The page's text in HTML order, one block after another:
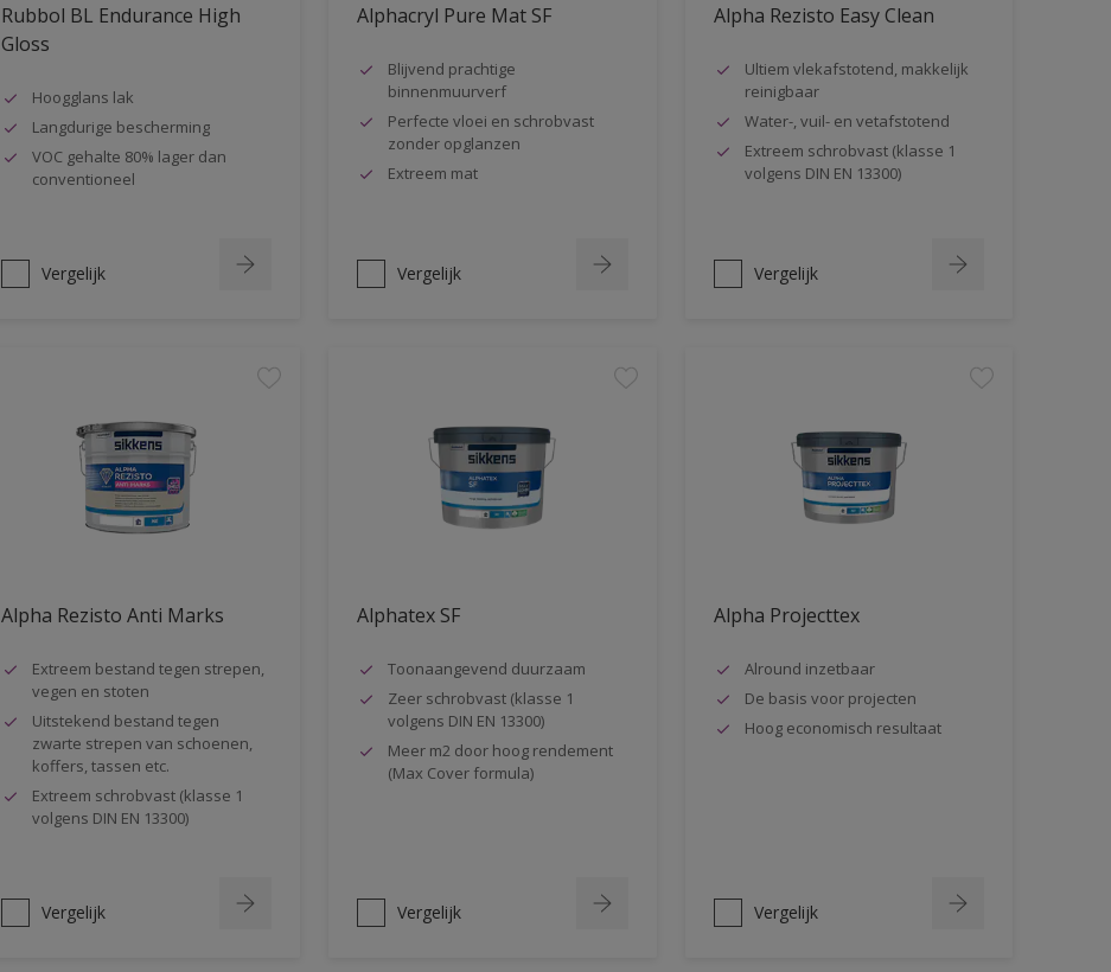
Rubbol BL Endurance High
Gloss
Hoogglans lak
Langdurige bescherming
VOC gehalte 80% lager dan
conventioneel
Vergelijk
Alphacryl Pure Mat SF
Blijvend prachtige
binnenmuurverf
Perfecte vloei en schrobvast
zonder opglanzen
Extreem mat
Vergelijk
Alpha Rezisto Easy Clean
Ultiem vlekafstotend, makkelijk
reinigbaar
Water-, vuil- en vetafstotend
Extreem schrobvast (klasse 1
volgens DIN EN 13300)
Vergelijk
Alpha Rezisto Anti Marks
Extreem bestand tegen strepen,
vegen en stoten
Uitstekend bestand tegen
zwarte strepen van schoenen,
koffers, tassen etc.
Extreem schrobvast (klasse 1
volgens DIN EN 13300)
Vergelijk
Alphatex SF
Toonaangevend duurzaam
Zeer schrobvast (klasse 1
volgens DIN EN 13300)
Meer m2 door hoog rendement
(Max Cover formula)
Vergelijk
Alpha Projecttex
Alround inzetbaar
De basis voor projecten
Hoog economisch resultaat
Vergelijk